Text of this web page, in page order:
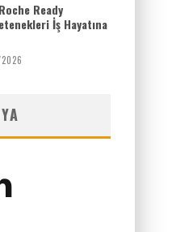
Ready
İş Hayatına